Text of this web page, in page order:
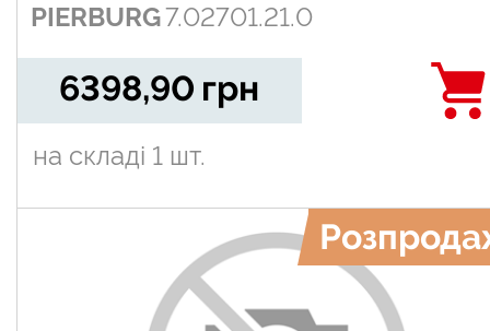
1,4-2,0TSI, 07-
PIERBURG7.02701.21.0
6398,90 грн
на складі 1 шт.